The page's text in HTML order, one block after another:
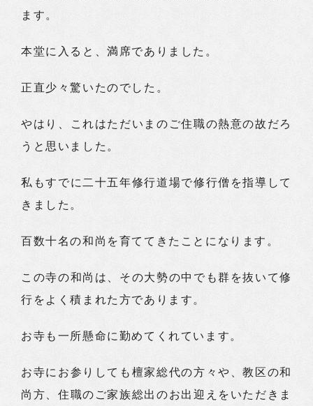
ます。
本堂に入ると、満席でありました。
正直少々驚いたのでした。
やはり、これはただいまのご住職の熱意の故だろ
うと思いました。
私もすでに二十五年修行道場で修行僧を指導して
きました。
百数十名の和尚を育ててきたことになります。
この寺の和尚は、その大勢の中でも群を抜いて修
行をよく積まれた方であります。
お寺も一所懸命に勤めてくれています。
お寺にお参りしても檀家総代の方々や、教区の和
尚方、住職のご家族総出のお出迎えをいただきま